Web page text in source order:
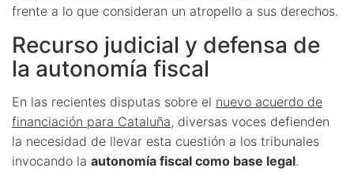
frente a lo que consideran un atropello a sus derechos.
Recurso judicial y defensa de
la autonomía fiscal
En las recientes disputas sobre el nuevo acuerdo de
financiación para Cataluña, diversas voces defienden
la necesidad de llevar esta cuestión a los tribunales
invocando la autonomía fiscal como base legal.